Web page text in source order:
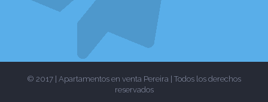
© 2017 | Apartamentos en venta Pereira | Todos los derechos
reservados